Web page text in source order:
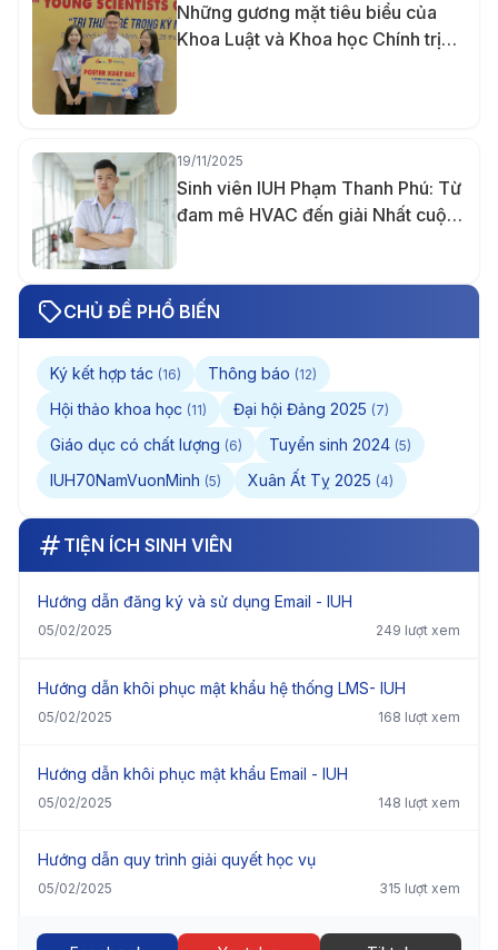
Những gương mặt tiêu biểu của
Khoa Luật và Khoa học Chính trị
19/11/2025
Sinh viên IUH Phạm Thanh Phú: Từ
đam mê HVAC đến giải Nhất cuộc
tấm bằng Giỏi trước hạn
CHỦ ĐỀ PHỔ BIẾN
Ký kết hợp tác (16) Thông báo (12)
Hội thảo khoa học (11) Đại hội Đảng 2025 (7)
Giáo dục có chất lượng (6) Tuyển sinh 2024 (5)
IUH70NamVuonMinh (5) Xuân Ất Tỵ 2025 (4)
TIỆN ÍCH SINH VIÊN
Hướng dẫn đăng ký và sử dụng Email - IUH
05/02/2025 249 lượt xem
Hướng dẫn khôi phục mật khẩu hệ thống LMS- IUH
05/02/2025 168 lượt xem
Hướng dẫn khôi phục mật khẩu Email - IUH
05/02/2025 148 lượt xem
Hướng dẫn quy trình giải quyết học vụ
05/02/2025 315 lượt xem